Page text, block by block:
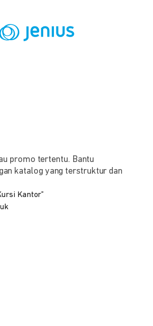
promo tertentu. Bantu
katalog yang terstruktur dan
Kantor”